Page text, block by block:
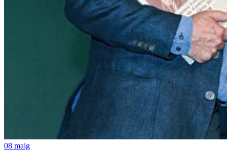
08 maig